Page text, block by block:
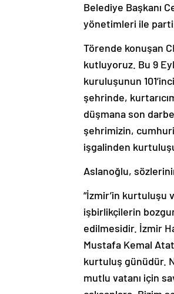
Belediye Başkanı
yönetimleri ile
Törende konuşan
kutluyoruz. Bu 9
kuruluşunun
şehrinde,
düşmana son
şehrimizin,
işgalinden
Aslanoğlu,
“İzmir’in kurtuluşu
işbirlikçilerin
edilmesidir. İzmir
Mustafa Kemal
kurtuluş günüdür.
mutlu vatanı için